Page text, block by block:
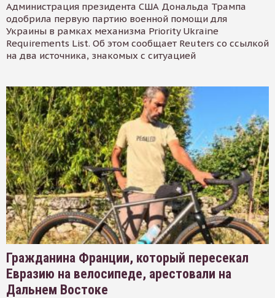
Администрация президента США Дональда Трампа
одобрила первую партию военной помощи для
Украины в рамках механизма Priority Ukraine
Requirements List. Об этом сообщает Reuters со ссылкой
на два источника, знакомых с ситуацией
Гражданина Франции, который пересекал
Евразию на велосипеде, арестовали на
Дальнем Востоке